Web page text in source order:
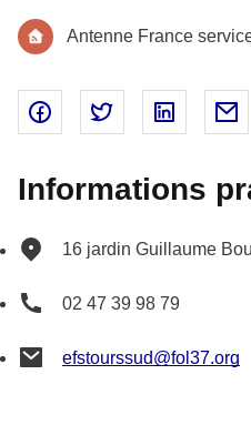
Antenne France
Partager sur Facebook
Partager sur
Informations
16 jardin Guillaume
02 47 39 98 79
efstourssud@fol37.org